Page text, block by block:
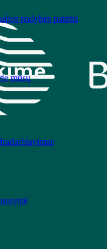
realybės patirtis
mūsų